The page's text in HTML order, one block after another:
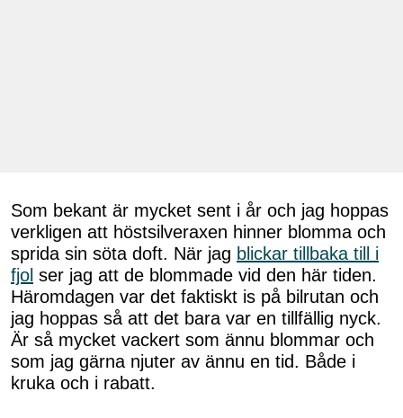
Som bekant är mycket sent i år och jag hoppas
verkligen att höstsilveraxen hinner blomma och
sprida sin söta doft. När jag blickar tillbaka till i
fjol ser jag att de blommade vid den här tiden.
Häromdagen var det faktiskt is på bilrutan och
jag hoppas så att det bara var en tillfällig nyck.
Är så mycket vackert som ännu blommar och
som jag gärna njuter av ännu en tid. Både i
kruka och i rabatt.